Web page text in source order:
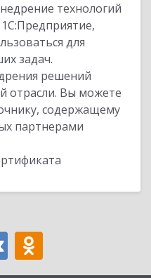
технологий
для
задач.
решений
отрасли. Вы можете
содержащему
партнерами